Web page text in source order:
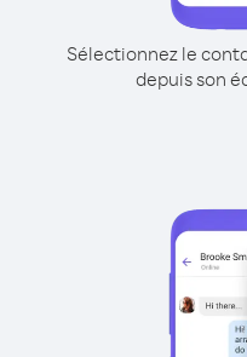
Sélectionnez le
depuis son